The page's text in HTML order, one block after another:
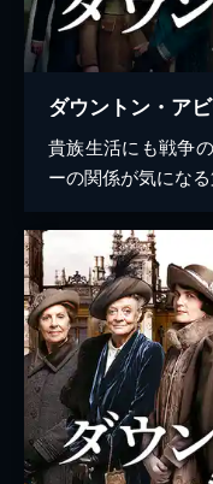
ダウントン・ア
貴族生活にも戦争
ーの関係が気にな